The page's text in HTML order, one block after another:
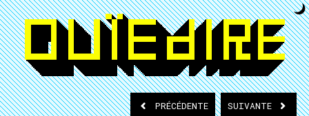
PRÉCÉDENTE SUIVANTE